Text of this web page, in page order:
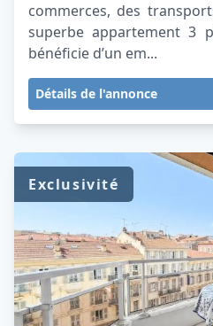
commerces, des
superbe appartement 3
bénéficie d’un em...
Détails de l'annonce
Exclusivité